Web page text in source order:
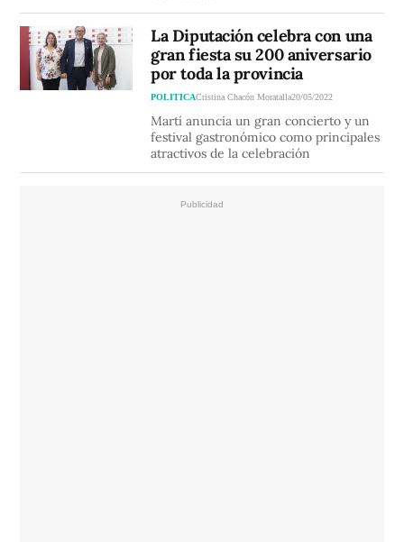
La Diputación celebra con una
gran fiesta su 200 aniversario
por toda la provincia
POLITICACristina Chacón Moratalla20/05/2022
Martí anuncia un gran concierto y un
festival gastronómico como principales
atractivos de la celebración